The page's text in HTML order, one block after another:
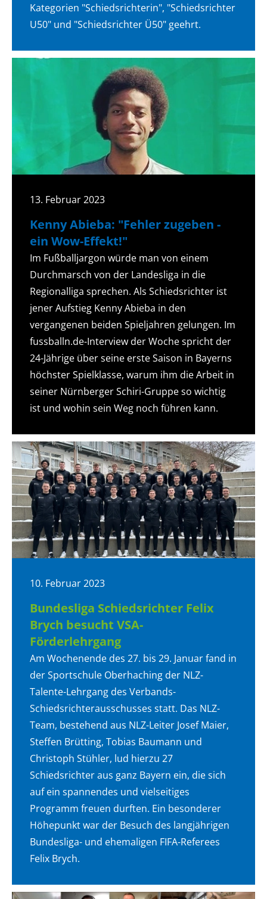
Kategorien "Schiedsrichterin", "Schiedsrichter
U50" und "Schiedsrichter Ü50" geehrt.
13. Februar 2023
Kenny Abieba: "Fehler zugeben -
ein Wow-Effekt!"
Im Fußballjargon würde man von einem
Durchmarsch von der Landesliga in die
Regionalliga sprechen. Als Schiedsrichter ist
jener Aufstieg Kenny Abieba in den
vergangenen beiden Spieljahren gelungen. Im
fussballn.de-Interview der Woche spricht der
24-Jährige über seine erste Saison in Bayerns
höchster Spielklasse, warum ihm die Arbeit in
seiner Nürnberger Schiri-Gruppe so wichtig
ist und wohin sein Weg noch führen kann.
10. Februar 2023
Bundesliga Schiedsrichter Felix
Brych besucht VSA-
Förderlehrgang
Am Wochenende des 27. bis 29. Januar fand in
der Sportschule Oberhaching der NLZ-
Talente-Lehrgang des Verbands-
Schiedsrichterausschusses statt. Das NLZ-
Team, bestehend aus NLZ-Leiter Josef Maier,
Steffen Brütting, Tobias Baumann und
Christoph Stühler, lud hierzu 27
Schiedsrichter aus ganz Bayern ein, die sich
auf ein spannendes und vielseitiges
Programm freuen durften. Ein besonderer
Höhepunkt war der Besuch des langjährigen
Bundesliga- und ehemaligen FIFA-Referees
Felix Brych.